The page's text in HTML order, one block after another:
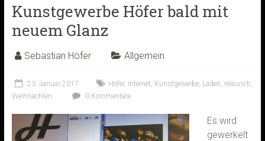
Kunstgewerbe Höfer bald mit
neuem Glanz
Sebastian Höfer Allgemein
23. Januar 2017 Höfer, Internet Kunstgewerbe, Laden relaunch
Weihnachten
0 Kommentare
Es wird
gewerkelt